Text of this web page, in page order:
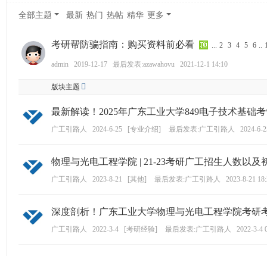
全部主题 最新 热门 热帖 精华 更多
考研帮防骗指南：购买资料前必看 ... 2 3 4 5 6 ..
admin 2019-12-17 最后发表:azawahovu 2021-12-1 14:10
版块主题
最新解读！2025年广东工业大学849电子技术基础
广工引路人 2024-6-25 [专业介绍] 最后发表:广工引路人 2024-6-
物理与光电工程学院 | 21-23考研广工招生人数以及
广工引路人 2023-8-21 [其他] 最后发表:广工引路人 2023-8-21
深度剖析！广东工业大学物理与光电工程学院考研
广工引路人 2022-3-4 [考研经验] 最后发表:广工引路人 2022-3-4